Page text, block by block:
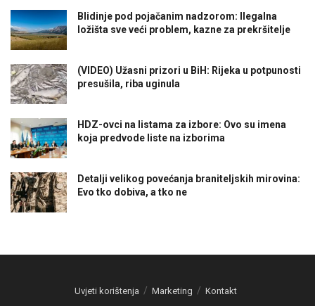
Blidinje pod pojačanim nadzorom: Ilegalna
ložišta sve veći problem, kazne za prekršitelje
(VIDEO) Užasni prizori u BiH: Rijeka u potpunosti
presušila, riba uginula
HDZ-ovci na listama za izbore: Ovo su imena
koja predvode liste na izborima
Detalji velikog povećanja braniteljskih mirovina:
Evo tko dobiva, a tko ne
Uvjeti korištenja Marketing Kontakt